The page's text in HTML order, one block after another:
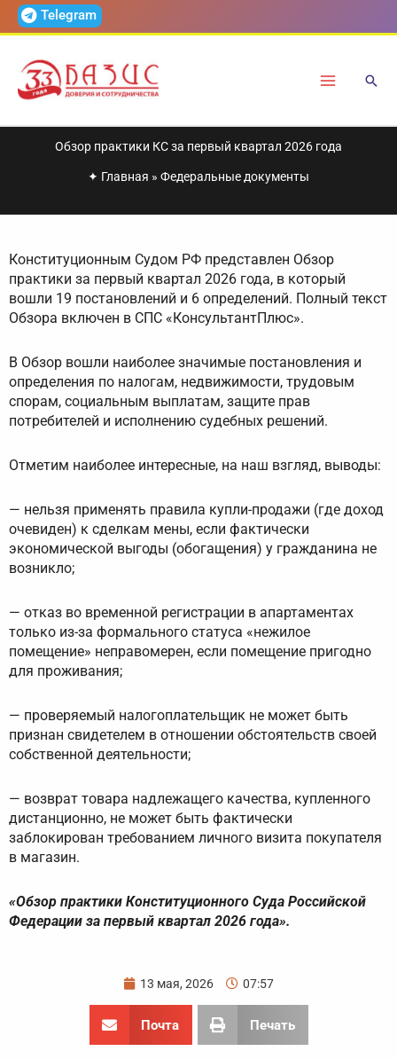
ПерейтиTelegram
Обзор практики КС за первый квартал 2026 года
✦ Главная » Федеральные документы
Конституционным Судом РФ представлен Обзор
практики за первый квартал 2026 года, в который
вошли 19 постановлений и 6 определений. Полный текст
Обзора включен в СПС «КонсультантПлюс».
В Обзор вошли наиболее значимые постановления и
определения по налогам, недвижимости, трудовым
спорам, социальным выплатам, защите прав
потребителей и исполнению судебных решений.
Отметим наиболее интересные, на наш взгляд, выводы:
— нельзя применять правила купли-продажи (где доход
очевиден) к сделкам мены, если фактически
экономической выгоды (обогащения) у гражданина не
возникло;
— отказ во временной регистрации в апартаментах
только из-за формального статуса «нежилое
помещение» неправомерен, если помещение пригодно
для проживания;
— проверяемый налогоплательщик не может быть
признан свидетелем в отношении обстоятельств своей
собственной деятельности;
— возврат товара надлежащего качества, купленного
дистанционно, не может быть фактически
заблокирован требованием личного визита покупателя
в магазин.
«Обзор практики Конституционного Суда Российской
Федерации за первый квартал 2026 года».
13 мая, 2026 07:57
Почта Печать